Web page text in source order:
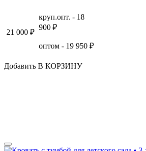
21 000 ₽
круп.опт. - 18
900 ₽
оптом - 19 950 ₽
Добавить В КОРЗИНУ